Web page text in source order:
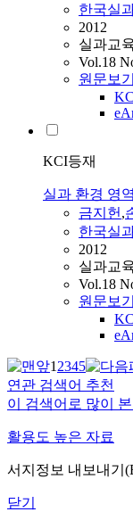
한국실
2012
실과교
Vol.18
원문보기
KCI등재
실과 환경 영
금지헌,
한국실
2012
실과교
Vol.18
원문보기
12345
연관 검색어 추천
이 검색어로 많이
활용도 높은 자료
서지정보 내보내기
닫기